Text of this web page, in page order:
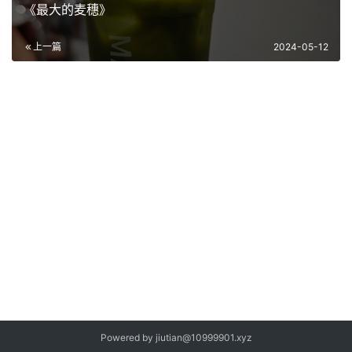
《最大的麦穗》
上一篇 2024-05-12
Powered by jiutian@10999901.xyz